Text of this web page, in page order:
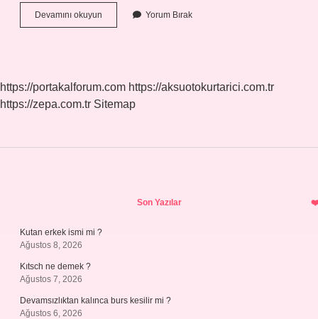
Devamını okuyun Seramik
Rulman
Yorum Bırak
https://portakalforum.com https://aksuotokurtarici.com.tr
https://zepa.com.tr Sitemap
Son Yazılar
Kutan erkek ismi mi ?
Ağustos 8, 2026
Kıtsch ne demek ?
Ağustos 7, 2026
Devamsızlıktan kalınca burs kesilir mi ?
Ağustos 6, 2026